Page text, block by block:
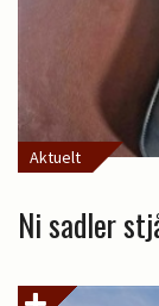
Aktuelt
Ni sadler